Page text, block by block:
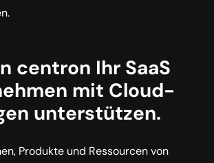
centron Ihr SaaS
mit Cloud-
unterstützen.
Produkte und Ressourcen von